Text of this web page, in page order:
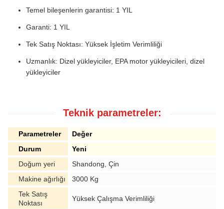
Temel bileşenlerin garantisi: 1 YIL
Garanti: 1 YIL
Tek Satış Noktası: Yüksek İşletim Verimliliği
Uzmanlık: Dizel yükleyiciler, EPA motor yükleyicileri, dizel
yükleyiciler
Teknik parametreler:
Parametreler
Değer
Durum
Yeni
Doğum yeri
Shandong, Çin
Makine ağırlığı
3000 Kg
Tek Satış
Noktası
Yüksek Çalışma Verimliliği